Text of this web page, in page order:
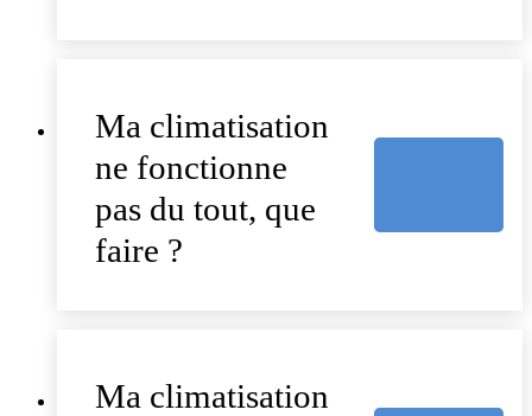
Ma climatisation
ne fonctionne
pas du tout, que
faire ?
Ma climatisation